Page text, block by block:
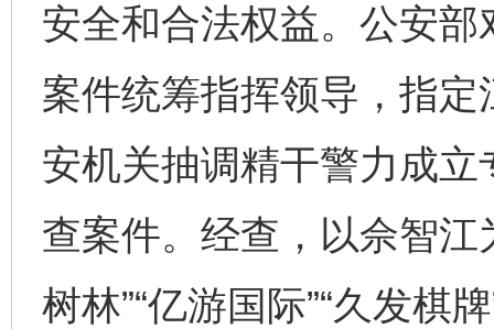
安全和合法权益。公安
案件统筹指挥领导，指
安机关抽调精干警力成
查案件。经查，以佘智江
树林”“亿游国际”“久发棋